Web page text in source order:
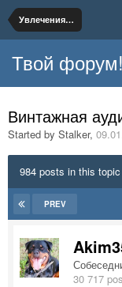
Увлечения и хобби
Твой форум!
Винтажная
Started by Stalker,
984 posts in this topic
PREV
30 717